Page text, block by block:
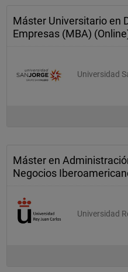
Máster Universitario en
Empresas (MBA)
Universidad
Máster en
Negocios
Universidad